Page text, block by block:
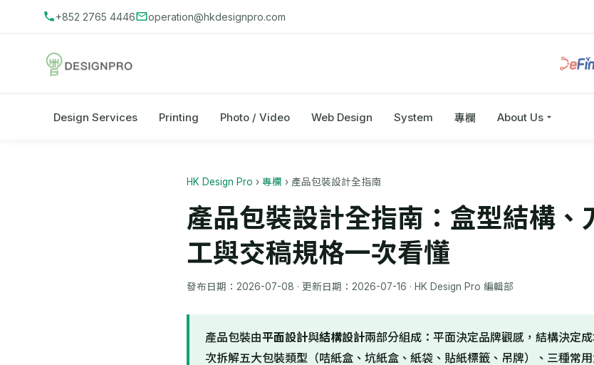
+852 2765 4446 operation@hkdesignpro.com
Design Services Printing Photo / Video Web Design System 專欄 About Us
HK Design Pro › 專欄 › 產品包裝設計全指南
產品包裝設計全指南：盒型結構、
工與交稿規格一次看懂
發布日期： 2026-07-08 · 更新日期： 2026-07-16 · HK Design Pro 編輯部
產品包裝由平面設計與結構設計兩部分組成：平面決定品牌觀感，結構決定
次拆解五大包裝類型（咭紙盒、坑紙盒、紙袋、貼紙標籤、吊牌）、三種常